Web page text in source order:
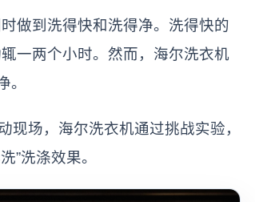
做到洗得快和洗得净。洗得快的
一两个小时。然而，海尔洗衣机
。
场，海尔洗衣机通过挑战实验，
”洗涤效果。